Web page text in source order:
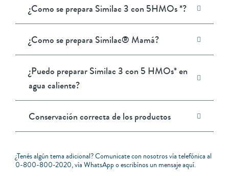
¿Como se prepara Similac 3 con 5HMOs *?
¿Como se prepara Similac® Mamá?
¿Puedo preparar Similac 3 con 5 HMOs* en
agua caliente?
Conservación correcta de los productos
¿Tenés algún tema adicional? Comunicate con nosotros vía telefónica al
0-800-800-2020, vía WhatsApp o escribínos un mensajeaquí.